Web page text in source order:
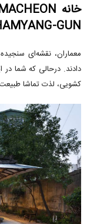
GUN
معماران، نقشه‌ای
دادند. درحالی که شما
کشویی، لذت تماشا